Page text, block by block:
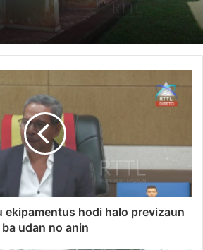
ekipamentus hodi halo previzaun
ba udan no anin